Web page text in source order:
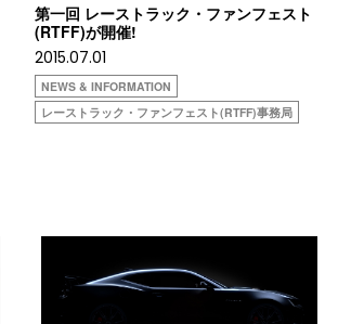
第一回 レーストラック・ファンフェスト
(RTFF)が開催!
2015.07.01
NEWS & INFORMATION
レーストラック・ファンフェスト(RTFF)事務局